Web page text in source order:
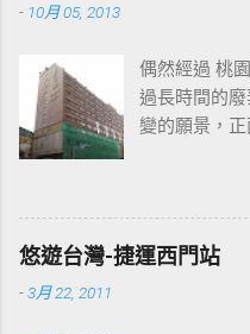
- 10月 05, 2013
偶然經過 桃
過長時間的
變的願景，正
桃園的民眾
趴走將持續
開始期待開幕
悠遊台灣-捷運西門站
-3月 22, 2011